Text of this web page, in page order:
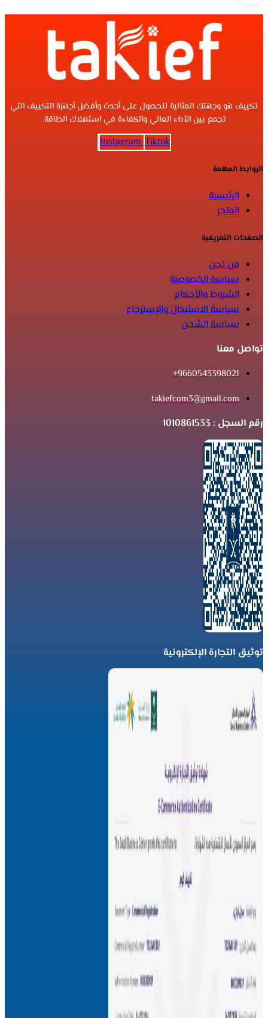
تكييف هو وجهتك المثالية للحصول على أحدث وأفضل أجهزة التكييف التي
تجمع بين الأداء العالي والكفاءة في استهلاك الطاقة.
Instagram Tiktok
الروابط المهمة
الرئيسية
المتجر
الصفحات التعريفية
من نحن
سياسة الخصوصية
الشروط والأحكام
سياسة الاستبدال والإسترجاع
سياسة الشحن
تواصل معنا
9660543398021+
takiefcom3@gmail.com
رقم السجل : 1010861533
توثيق التجارة الإلكترونية